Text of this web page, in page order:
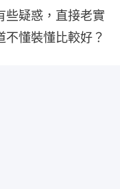
些疑惑，直接老實
懂裝懂比較好？